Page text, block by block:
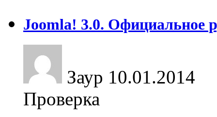
Joomla! 3.0. Официальное
Заур 10.01.2014
Проверка